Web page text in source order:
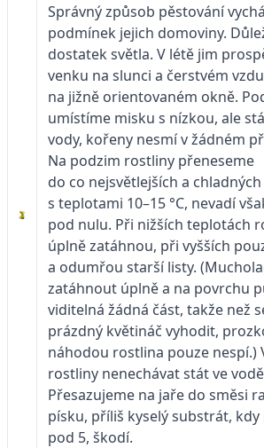
Správný způsob pěstování
podmínek jejich domoviny.
dostatek světla. V létě jim
venku na slunci a čerstvém
na jižně orientovaném okně.
umístíme misku s nízkou, ale
vody, kořeny nesmí v žádném
Na podzim rostliny přeneseme
do co nejsvětlejších a
s teplotami 10–15 °C, nevadí
pod nulu. Při nižších teplotách
úplně zatáhnou, při vyšších
a odumřou starší listy.
zatáhnout úplně a na povrchu
viditelná žádná část, takže než
prázdný květináč vyhodit,
náhodou rostlina pouze nespí.)
rostliny nenechávat stát ve
Přesazujeme na jaře do směsi
písku, příliš kyselý substrát, kdy
pod 5, škodí.